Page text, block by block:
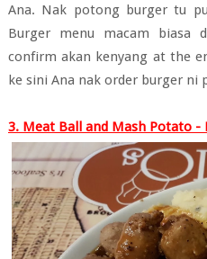
Ana. Nak potong burger tu
Burger menu macam biasa
confirm akan kenyang at the
ke sini Ana nak order burger ni
3. Meat Ball and Mash Potato -